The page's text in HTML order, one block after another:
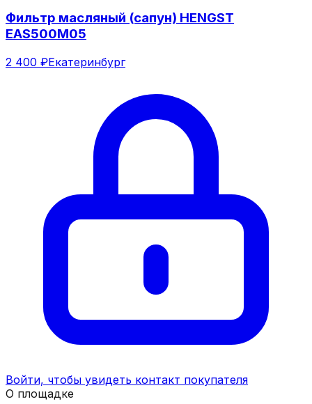
Фильтр масляный (сапун) HENGST
EAS500M05
2 400 ₽Екатеринбург
Войти, чтобы увидеть контакт покупателя
О площадке